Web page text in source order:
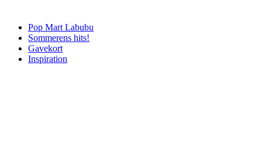
Pop Mart Labubu
Sommerens hits!
Gavekort
Inspiration